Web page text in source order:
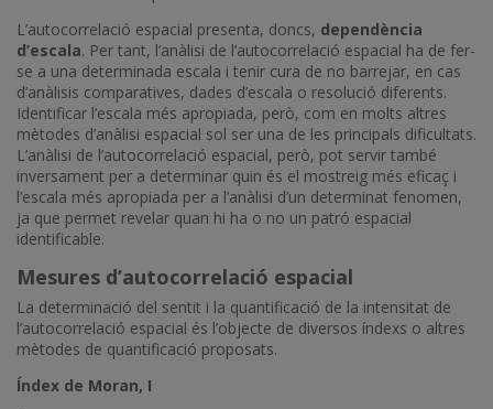
L’autocorrelació espacial presenta, doncs, dependència
d’escala. Per tant, l’anàlisi de l’autocorrelació espacial ha de fer-
se a una determinada escala i tenir cura de no barrejar, en cas
d’anàlisis comparatives, dades d’escala o resolució diferents.
Identificar l’escala més apropiada, però, com en molts altres
mètodes d’anàlisi espacial sol ser una de les principals dificultats.
L’anàlisi de l’autocorrelació espacial, però, pot servir també
inversament per a determinar quin és el mostreig més eficaç i
l’escala més apropiada per a l’anàlisi d’un determinat fenomen,
ja que permet revelar quan hi ha o no un patró espacial
identificable.
Mesures d’autocorrelació espacial
La determinació del sentit i la quantificació de la intensitat de
l’autocorrelació espacial és l’objecte de diversos índexs o altres
mètodes de quantificació proposats.
Índex de Moran, I